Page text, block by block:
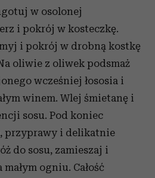
w osolonej
i pokrój w kosteczkę.
i pokrój w drobną kostkę
oliwie z oliwek podsmaż
wcześniej łososia i
winem. Wlej śmietanę i
sosu. Pod koniec
przyprawy i delikatnie
do sosu, zamieszaj i
ogniu. Całość